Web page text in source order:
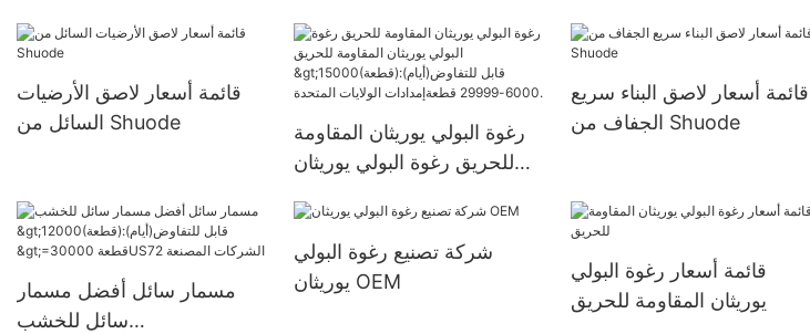
Shuode
قائمة أسعار لاصق الأرضيات
السائل من Shuode
رغوة البولي يوريثان المقاومة
للحريق رغوة البولي يوريثان
>15000(قطعة):قابل
للتفاوض(أيام) 6000-29999
قائمة أسعار لاصق البناء سريع
الجفاف من Shuode
مسمار سائل أفضل مسمار
سائل للخشب
شركة تصنيع رغوة البولي
يوريثان OEM
قائمة أسعار رغوة البولي
يوريثان المقاومة للحريق